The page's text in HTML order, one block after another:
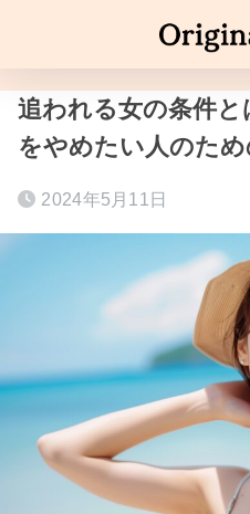
追われる女の条件
をやめたい人のため
2024年5月11日